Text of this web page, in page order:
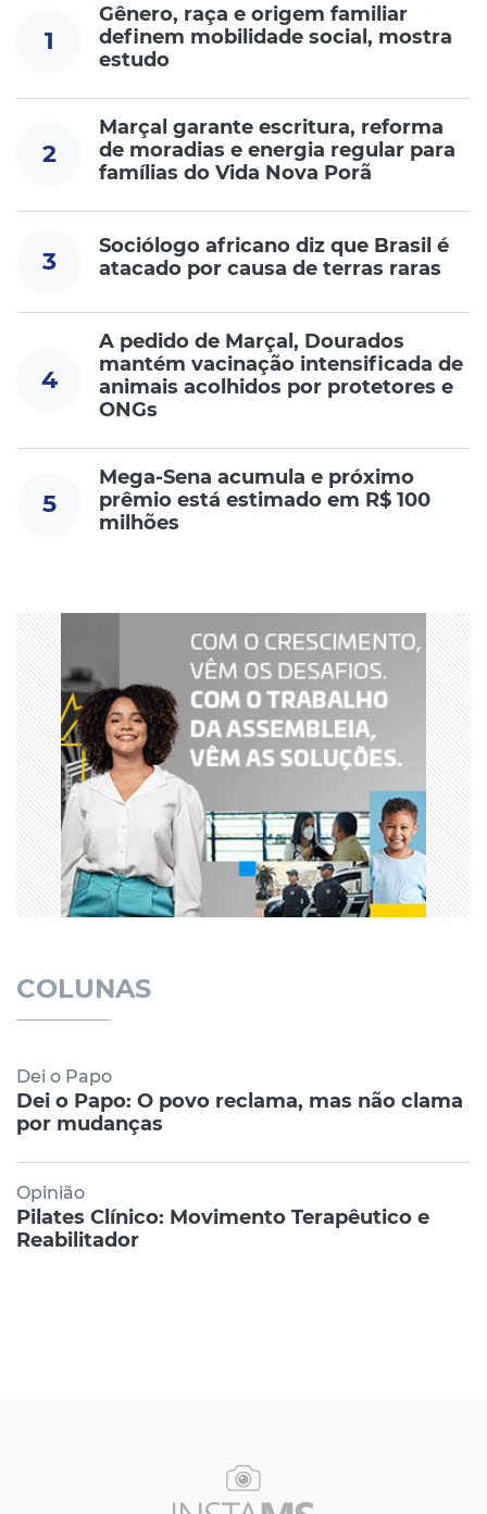
1
Gênero, raça e origem familiar
definem mobilidade social, mostra
estudo
2
Marçal garante escritura, reforma
de moradias e energia regular para
famílias do Vida Nova Porã
3
Sociólogo africano diz que Brasil é
atacado por causa de terras raras
4
A pedido de Marçal, Dourados
mantém vacinação intensificada de
animais acolhidos por protetores e
ONGs
5
Mega-Sena acumula e próximo
prêmio está estimado em R$ 100
milhões
COLUNAS
Dei o Papo
Dei o Papo: O povo reclama, mas não clama
por mudanças
Opinião
Pilates Clínico: Movimento Terapêutico e
Reabilitador